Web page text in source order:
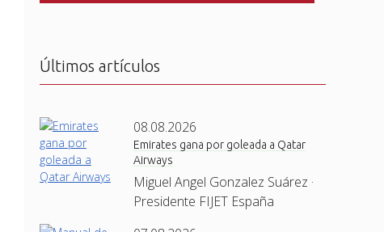
Últimos artículos
08.08.2026
Emirates gana por goleada a Qatar
Airways
Miguel Angel Gonzalez Suárez ·
Presidente FIJET España